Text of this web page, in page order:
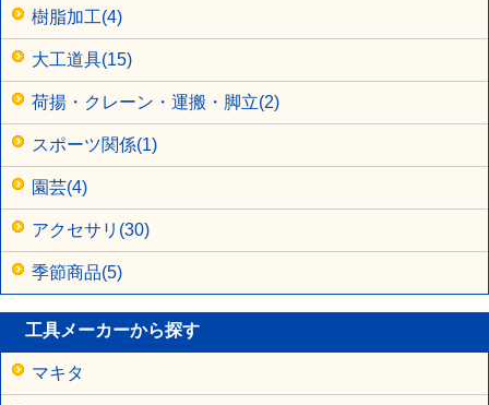
樹脂加工(4)
大工道具(15)
荷揚・クレーン・運搬・脚立(2)
スポーツ関係(1)
園芸(4)
アクセサリ(30)
季節商品(5)
工具メーカーから探す
マキタ